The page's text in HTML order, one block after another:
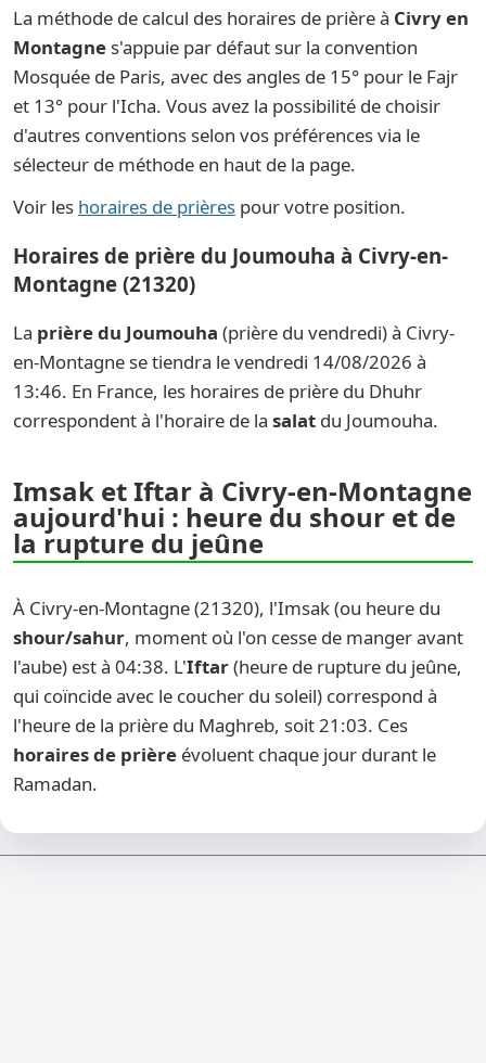
La méthode de calcul des horaires de prière à Civry en
Montagne s'appuie par défaut sur la convention
Mosquée de Paris, avec des angles de 15° pour le Fajr
et 13° pour l'Icha. Vous avez la possibilité de choisir
d'autres conventions selon vos préférences via le
sélecteur de méthode en haut de la page.
Voir les horaires de prières pour votre position.
Horaires de prière du Joumouha à Civry-en-
Montagne (21320)
La prière du Joumouha (prière du vendredi) à Civry-
en-Montagne se tiendra le vendredi 14/08/2026 à
13:46. En France, les horaires de prière du Dhuhr
correspondent à l'horaire de la salat du Joumouha.
Imsak et Iftar à Civry-en-Montagne
aujourd'hui : heure du shour et de
la rupture du jeûne
À Civry-en-Montagne (21320), l'Imsak (ou heure du
shour/sahur, moment où l'on cesse de manger avant
l'aube) est à 04:38. L'Iftar(heure de rupture du jeûne,
qui coïncide avec le coucher du soleil) correspond à
l'heure de la prière du Maghreb, soit 21:03. Ces
horaires de prière évoluent chaque jour durant le
Ramadan.